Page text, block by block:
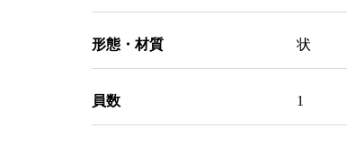
形態・材質 状
員数 1